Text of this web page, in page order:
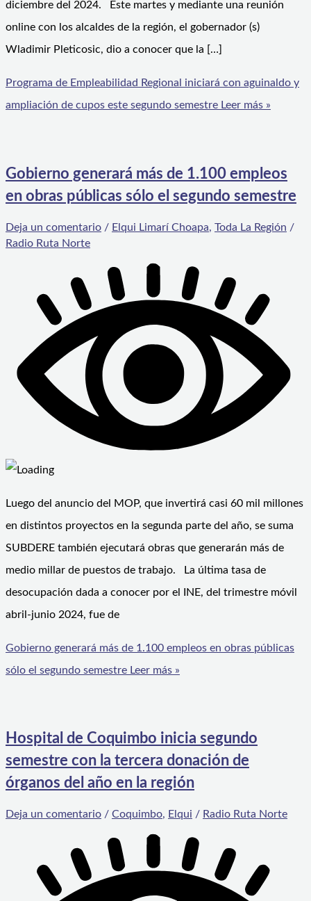
diciembre del 2024. Este martes y mediante una reunión
online con los alcaldes de la región, el gobernador (s)
Wladimir Pleticosic, dio a conocer que la […]
Programa de Empleabilidad Regional iniciará con aguinaldo y
ampliación de cupos este segundo semestre Leer más »
Gobierno generará más de 1.100 empleos
en obras públicas sólo el segundo semestre
Deja un comentario / Elqui Limarí Choapa, Toda La Región /
Radio Ruta Norte
Luego del anuncio del MOP, que invertirá casi 60 mil millones
en distintos proyectos en la segunda parte del año, se suma
SUBDERE también ejecutará obras que generarán más de
medio millar de puestos de trabajo. La última tasa de
desocupación dada a conocer por el INE, del trimestre móvil
abril-junio 2024, fue de
Gobierno generará más de 1.100 empleos en obras públicas
sólo el segundo semestre Leer más »
Hospital de Coquimbo inicia segundo
semestre con la tercera donación de
órganos del año en la región
Deja un comentario / Coquimbo, Elqui / Radio Ruta Norte